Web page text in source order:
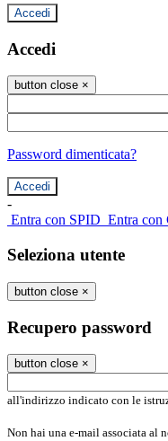
Accedi
Accedi
button close ×
Password dimenticata?
-
Entra con SPID Entra con
Seleziona utente
button close ×
Recupero password
button close ×
all'indirizzo indicato con le
Non hai una e-mail associata al